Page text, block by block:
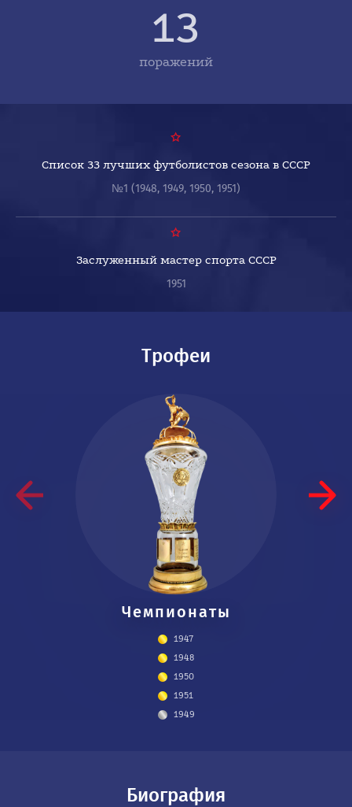
13
поражений
Список 33 лучших футболистов сезона в СССР
№1 (1948, 1949, 1950, 1951)
Заслуженный мастер спорта СССР
1951
Трофеи
Чемпио­наты
1947
1948
1950
1951
1949
Кубки
1948
1951
Биография